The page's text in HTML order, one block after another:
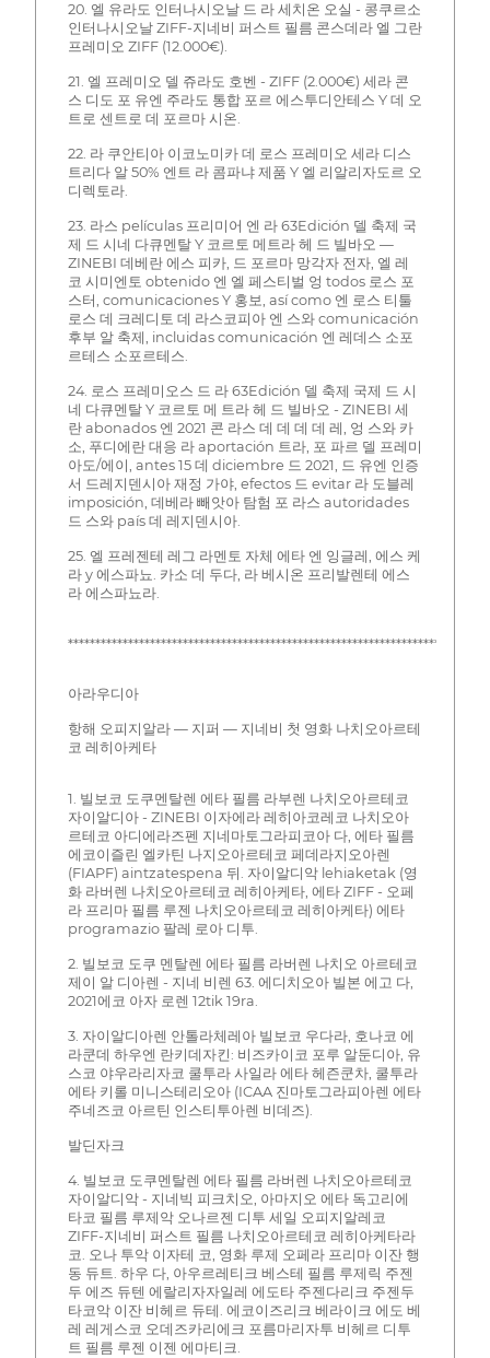
20. 엘 유라도 인터나시오날 드 라 세치온 오실 - 콩쿠르소
인터나시오날 ZIFF-지네비 퍼스트 필름 콘스데라 엘 그란
프레미오 ZIFF (12.000€).
21. 엘 프레미오 델 쥬라도 호벤 - ZIFF (2.000€) 세라 콘
스 디도 포 유엔 주라도 통합 포르 에스투디안테스 Y 데 오
트로 센트로 데 포르마 시온.
22. 라 쿠안티아 이코노미카 데 로스 프레미오 세라 디스
트리다 알 50% 엔트 라 콤파냐 제품 Y 엘 리알리자도르 오
디렉토라.
23. 라스 películas 프리미어 엔 라 63Edición 델 축제 국
제 드 시네 다큐멘탈 Y 코르토 메트라 헤 드 빌바오 —
ZINEBI 데베란 에스 피카, 드 포르마 망각자 전자, 엘 레
코 시미엔토 obtenido 엔 엘 페스티벌 엉 todos 로스 포
스터, comunicaciones Y 홍보, así como 엔 로스 티툴
로스 데 크레디토 데 라스코피아 엔 스와 comunicación
후부 알 축제, incluidas comunicación 엔 레데스 소포
르테스 소포르테스.
24. 로스 프레미오스 드 라 63Edición 델 축제 국제 드 시
네 다큐멘탈 Y 코르토 메 트라 헤 드 빌바오 - ZINEBI 세
란 abonados 엔 2021 콘 라스 데 데 데 데 레, 엉 스와 카
소, 푸디에란 대응 라 aportación 트라, 포 파르 델 프레미
아도/에이, antes 15 데 diciembre 드 2021, 드 유엔 인증
서 드레지덴시아 재정 가야, efectos 드 evitar 라 도블레
imposición, 데베라 빼앗아 탐험 포 라스 autoridades
드 스와 país 데 레지덴시아.
25. 엘 프레젠테 레그 라멘토 자체 에타 엔 잉글레, 에스 케
라 y 에스파뇨. 카소 데 두다, 라 베시온 프리발렌테 에스
라 에스파뇨라.
********************************************************************
아라우디아
항해 오피지알라 — 지퍼 — 지네비 첫 영화 나치오아르테
코 레히아케타
1. 빌보코 도쿠멘탈렌 에타 필름 라부렌 나치오아르테코
자이알디아 - ZINEBI 이자에라 레히아코레코 나치오아
르테코 아디에라즈펜 지네마토그라피코아 다, 에타 필름
에코이즐린 엘카틴 나지오아르테코 페데라지오아렌
(FIAPF) aintzatespena 뒤. 자이알디악 lehiaketak (영
화 라버렌 나치오아르테코 레히아케타, 에타 ZIFF - 오페
라 프리마 필름 루젠 나치오아르테코 레히아케타) 에타
programazio 팔레 로아 디투.
2. 빌보코 도쿠 멘탈렌 에타 필름 라버렌 나치오 아르테코
제이 알 디아렌 - 지네 비렌 63. 에디치오아 빌본 에고 다,
2021에코 아자 로렌 12tik 19ra.
3. 자이알디아렌 안톨라체레아 빌보코 우다라, 호나코 에
라쿤데 하우엔 란키데자킨: 비즈카이코 포루 알둔디아, 유
스코 야우라리자코 쿨투라 사일라 에타 헤즌쿤차, 쿨투라
에타 키롤 미니스테리오아 (ICAA 진마토그라피아렌 에타
주네즈코 아르틴 인스티투아렌 비데즈).
발딘자크
4. 빌보코 도쿠멘탈렌 에타 필름 라버렌 나치오아르테코
자이알디악 - 지네빅 피크치오, 아마지오 에타 독고리에
타코 필름 루제악 오나르젠 디투 세일 오피지알레코
ZIFF-지네비 퍼스트 필름 나치오아르테코 레히아케타라
코. 오나 투악 이자테 코, 영화 루제 오페라 프리마 이잔 행
동 듀트. 하우 다, 아우르레티크 베스테 필름 루제릭 주젠
두 에즈 듀텐 에랄리자자일레 에도타 주젠다리크 주젠두
타코악 이잔 비헤르 듀테. 에코이즈리크 베라이크 에도 베
레 레게스코 오데즈카리에크 포름마리자투 비헤르 디투
트 필름 루젠 이젠 에마티크.